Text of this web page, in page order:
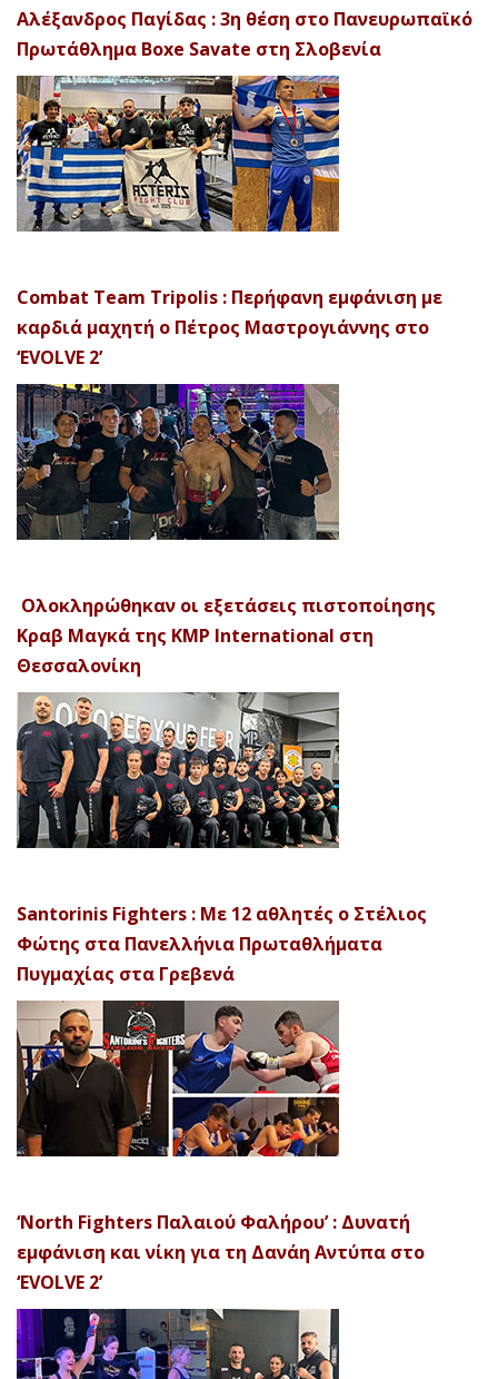
Αλέξανδρος Παγίδας : 3η θέση στο Πανευρωπαϊκό
Πρωτάθλημα Boxe Savate στη Σλοβενία
Combat Team Tripolis : Περήφανη εμφάνιση με
καρδιά μαχητή ο Πέτρος Μαστρογιάννης στο
‘EVOLVE 2’
Ολοκληρώθηκαν οι εξετάσεις πιστοποίησης
Κραβ Μαγκά της KMP International στη
Θεσσαλονίκη
Santorinis Fighters : Με 12 αθλητές ο Στέλιος
Φώτης στα Πανελλήνια Πρωταθλήματα
Πυγμαχίας στα Γρεβενά
‘North Fighters Παλαιού Φαλήρου’ : Δυνατή
εμφάνιση και νίκη για τη Δανάη Αντύπα στο
‘EVOLVE 2’